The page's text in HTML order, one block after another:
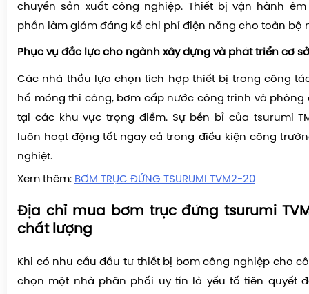
chuyền sản xuất công nghiệp. Thiết bị vận hành
phần làm giảm đáng kể chi phí điện năng cho toàn bộ
Phục vụ đắc lực cho ngành xây dựng và phát triển cơ
Các nhà thầu lựa chọn tích hợp thiết bị trong công
hố móng thi công, bơm cấp nước công trình và
tại các khu vực trọng điểm. Sự bền bỉ của tsurumi
luôn hoạt động tốt ngay cả trong điều kiện công
nghiệt.
Xem thêm: BƠM TRỤC ĐỨNG TSURUMI TVM2-20
Địa chỉ mua bơm trục đứng tsurumi
chất lượng
Khi có nhu cầu đầu tư thiết bị bơm công nghiệp cho
chọn một nhà phân phối uy tín là yếu tố tiên quyết